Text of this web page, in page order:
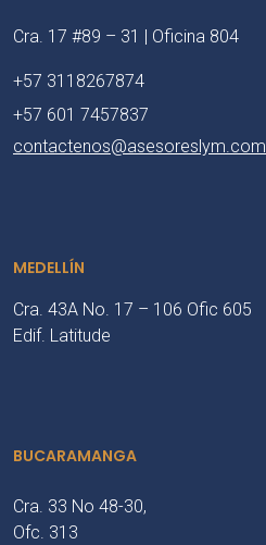
Cra. 17 #89 – 31 | Oficina 804
+57 3118267874
+57 601 7457837
contactenos@asesoreslym.com
MEDELLÍN
Cra. 43A No. 17 – 106 Ofic 605
Edif. Latitude
BUCARAMANGA
Cra. 33 No 48-30,
Ofc. 313